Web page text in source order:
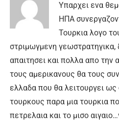
Υπαρχει ενα
ΗΠΑ
Τουρκια λογο
στριμωγμενη γεωστρατηγικα,
απαιτησει και πολλα απο
τους αμερικανους θα τους
ελλαδα που θα λειτουργει ως
τουρκους παρα μια τουρκια
πετρελαια και το μισο